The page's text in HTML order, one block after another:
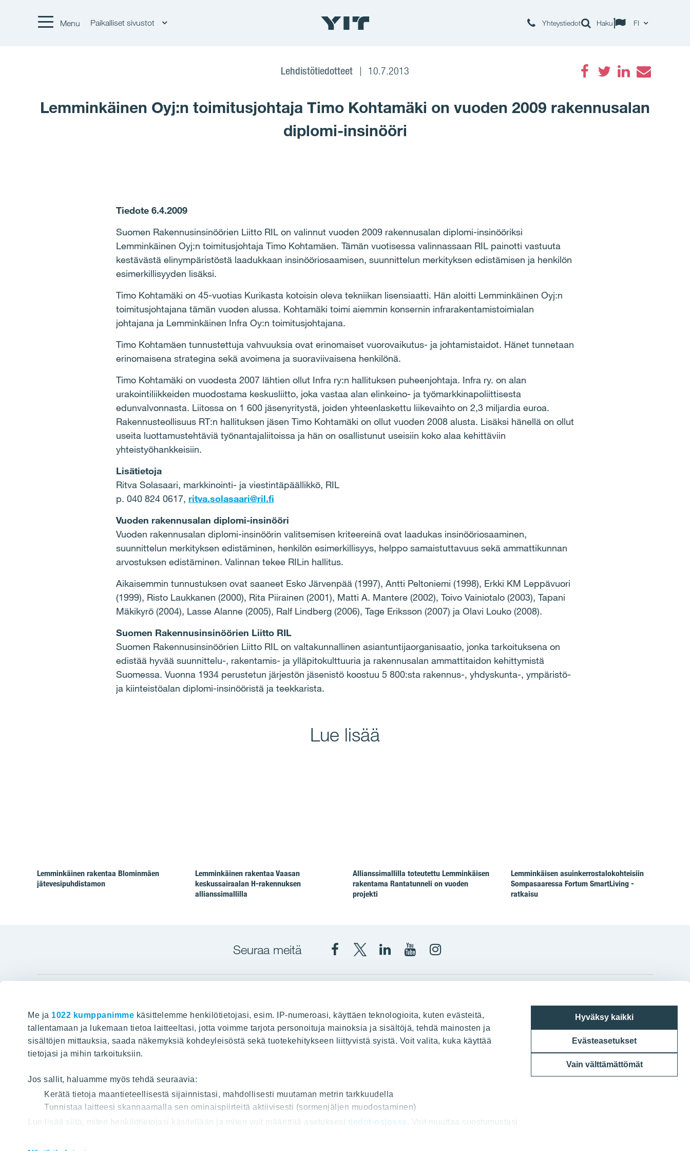
Me ja 1022 kumppanimme käsittelemme henkilötietojasi, esim. IP-numeroasi, käyttäen teknologioita, kuten evästeitä,
tallentamaan ja lukemaan tietoa laitteeltasi, jotta voimme tarjota personoituja mainoksia ja sisältöjä, tehdä mainosten ja
sisältöjen mittauksia, saada näkemyksiä kohdeyleisöstä sekä tuotekehitykseen liittyvistä syistä. Voit valita, kuka käyttää
tietojasi ja mihin tarkoituksiin.
Jos sallit, haluamme myös tehdä seuraavia:
Kerätä tietoja maantieteellisestä sijainnistasi, mahdollisesti muutaman metrin tarkkuudella
Tunnistaa laitteesi skannaamalla sen ominaispiirteitä aktiivisesti (sormenjäljen muodostaminen)
Lue lisää siitä, miten henkilötietojasi käsitellään ja miten voit määrittää asetuksesi tiedot-osiossa . Voit muuttaa suostumustasi
Hyväksy kaikki
Evästeasetukset
Vain välttämättömät
Menu Paikalliset sivustot Yhteystiedot Haku FI
Lehdistötiedotteet 10.7.2013
Lemminkäinen Oyj:n toimitusjohtaja Timo Kohtamäki on vuoden 2009 rakennusalan
diplomi-insinööri
Tiedote 6.4.2009
Suomen Rakennusinsinöörien Liitto RIL on valinnut vuoden 2009 rakennusalan diplomi-insinööriksi
Lemminkäinen Oyj:n toimitusjohtaja Timo Kohtamäen. Tämän vuotisessa valinnassaan RIL painotti vastuuta
kestävästä elinympäristöstä laadukkaan insinööriosaamisen, suunnittelun merkityksen edistämisen ja henkilön
esimerkillisyyden lisäksi.
Timo Kohtamäki on 45-vuotias Kurikasta kotoisin oleva tekniikan lisensiaatti. Hän aloitti Lemminkäinen Oyj:n
toimitusjohtajana tämän vuoden alussa. Kohtamäki toimi aiemmin konsernin infrarakentamistoimialan
johtajana ja Lemminkäinen Infra Oy:n toimitusjohtajana.
Timo Kohtamäen tunnustettuja vahvuuksia ovat erinomaiset vuorovaikutus- ja johtamistaidot. Hänet tunnetaan
erinomaisena strategina sekä avoimena ja suoraviivaisena henkilönä.
Timo Kohtamäki on vuodesta 2007 lähtien ollut Infra ry:n hallituksen puheenjohtaja. Infra ry. on alan
urakointiliikkeiden muodostama keskusliitto, joka vastaa alan elinkeino- ja työmarkkinapoliittisesta
edunvalvonnasta. Liitossa on 1 600 jäsenyritystä, joiden yhteenlaskettu liikevaihto on 2,3 miljardia euroa.
Rakennusteollisuus RT:n hallituksen jäsen Timo Kohtamäki on ollut vuoden 2008 alusta. Lisäksi hänellä on ollut
useita luottamustehtäviä työnantajaliitoissa ja hän on osallistunut useisiin koko alaa kehittäviin
yhteistyöhankkeisiin.
Lisätietoja
Ritva Solasaari, markkinointi- ja viestintäpäällikkö, RIL
p. 040 824 0617, ritva.solasaari@ril.fi
Vuoden rakennusalan diplomi-insinööri
Vuoden rakennusalan diplomi-insinöörin valitsemisen kriteereinä ovat laadukas insinööriosaaminen,
suunnittelun merkityksen edistäminen, henkilön esimerkillisyys, helppo samaistuttavuus sekä ammattikunnan
arvostuksen edistäminen. Valinnan tekee RILin hallitus.
Aikaisemmin tunnustuksen ovat saaneet Esko Järvenpää (1997), Antti Peltoniemi (1998), Erkki KM Leppävuori
(1999), Risto Laukkanen (2000), Rita Piirainen (2001), Matti A. Mantere (2002), Toivo Vainiotalo (2003), Tapani
Mäkikyrö (2004), Lasse Alanne (2005), Ralf Lindberg (2006), Tage Eriksson (2007) ja Olavi Louko (2008).
Suomen Rakennusinsinöörien Liitto RIL
Suomen Rakennusinsinöörien Liitto RIL on valtakunnallinen asiantuntijaorganisaatio, jonka tarkoituksena on
edistää hyvää suunnittelu-, rakentamis- ja ylläpitokulttuuria ja rakennusalan ammattitaidon kehittymistä
Suomessa. Vuonna 1934 perustetun järjestön jäsenistö koostuu 5 800:sta rakennus-, yhdyskunta-, ympäristö-
ja kiinteistöalan diplomi-insinööristä ja teekkarista.
Lue lisää
Lemminkäinen rakentaa Blominmäen
jätevesipuhdistamon
Lemminkäinen rakentaa Vaasan
keskussairaalan H-rakennuksen
allianssimallilla
Allianssimallilla toteutettu Lemminkäisen
rakentama Rantatunneli on vuoden
projekti
Lemminkäisen asuinkerrostalokohteisiin
Sompasaaressa Fortum SmartLiving -
ratkaisu
Seuraa meitä
YITYITCorporation
Corporation
YIT
Hyvin rakennettu huominen
HAKU
Tietoa YIT:stä
Töihin meille
Projektit
Vastuullisuus
Media
Yhteystiedot
Myytävät asunnot
Vuokrattavat toimitilat
Toimitilarakentaminen
Teollisuusrakentaminen
Panuntie 11, PL 36, 00620 Helsinki
020 433 111